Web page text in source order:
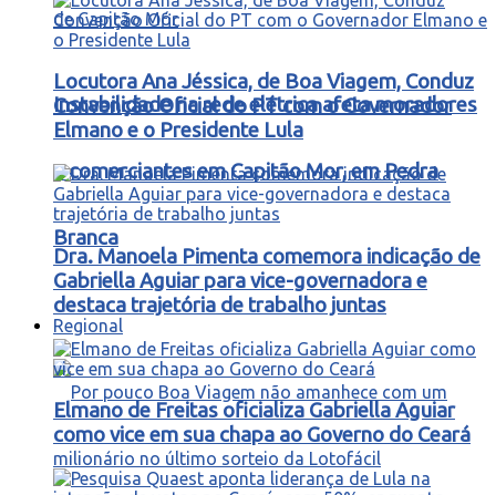
Instabilidade na rede elétrica afeta moradores
e comerciantes em Capitão Mor, em Pedra
Branca
Regional
Locutora Ana Jéssica, de Boa Viagem, Conduz
Convenção Oficial do PT com o Governador
Elmano e o Presidente Lula
Dra. Manoela Pimenta comemora indicação de
Gabriella Aguiar para vice-governadora e
destaca trajetória de trabalho juntas
Elmano de Freitas oficializa Gabriella Aguiar
como vice em sua chapa ao Governo do Ceará